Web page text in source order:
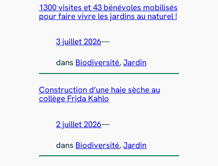
1300 visites et 43 bénévoles mobilisés
pour faire vivre les jardins au naturel !
3 juillet 2026—
dans Biodiversité, Jardin
Construction d’une haie sèche au
collège Frida Kahlo
2 juillet 2026—
dans Biodiversité, Jardin